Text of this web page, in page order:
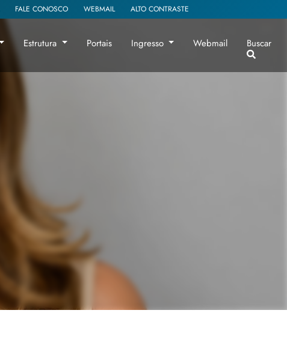
Estrutura Portais Ingresso Webmail Buscar
FALE CONOSCO WEBMAIL ALTO CONTRASTE